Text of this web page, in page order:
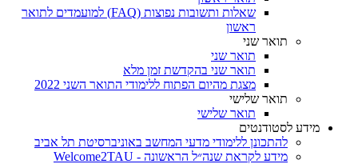
שאלות ותשובות נפוצות (FAQ) למועמדים לתואר
ראשון
תואר שני
תואר שני
תואר שני בהקדשת זמן מלא
מצגת מהיום הפתוח ללימודי התואר השני 2022
תואר שלישי
תואר שלישי
מידע לסטודנטים
להתכונן ללימודי מדעי המחשב באוניברסיטת תל אביב
מידע לקראת שנה״ל הראשונה - Welcome2TAU